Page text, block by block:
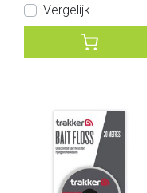
Vergelijk